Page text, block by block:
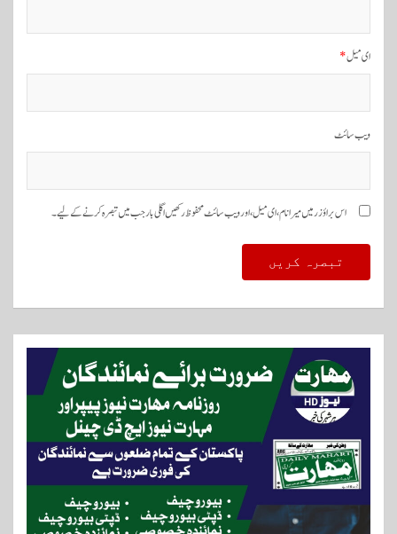
ای میل*
ویب‌ سائٹ
اس براؤزر میں میرا نام، ای میل، اور ویب سائٹ محفوظ رکھیں اگلی بار جب میں تبصرہ کرنے کےلیے۔